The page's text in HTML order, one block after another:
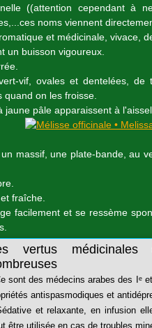
((attention cependant à
noms viennent
et médicinale, vivace,
un buisson vigoureux.
vif, ovales et dentelées,
on les froisse.
jaune pâle apparaissent à
massif, une plate-bande, au
fraîche.
facilement et se ressème
vertus
sont des médecins arabes des Iᵉ
antispasmodiques et
et relaxante, en infusion
être utilisée en cas de troubles